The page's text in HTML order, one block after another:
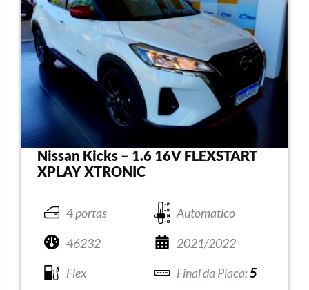
Nissan Kicks – 1.6 16V FLEXSTART
XPLAY XTRONIC
4 portas
Automatico
46232
2021/2022
Flex
5